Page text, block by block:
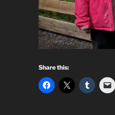
Share this: